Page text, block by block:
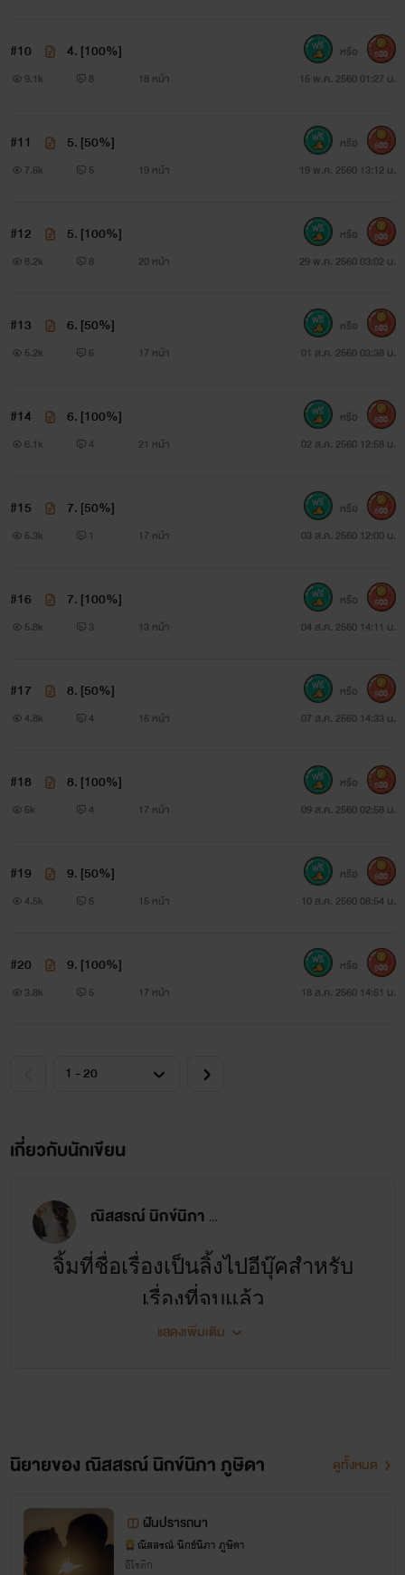
#10 4. [100%]
9.1k 8 18 หน้า 15 พ.ค. 2560 01:27 น.
หรือ 500
#11 5. [50%]
7.6k 5 19 หน้า 19 พ.ค. 2560 13:12 น.
หรือ 500
#12 5. [100%]
8.2k 8 20 หน้า 29 พ.ค. 2560 03:02 น.
หรือ 500
#13 6. [50%]
5.2k 6 17 หน้า 01 ส.ค. 2560 03:38 น.
หรือ 500
#14 6. [100%]
6.1k 4 21 หน้า 02 ส.ค. 2560 12:58 น.
หรือ 500
#15 7. [50%]
5.3k 1 17 หน้า 03 ส.ค. 2560 12:00 น.
หรือ 500
#16 7. [100%]
5.8k 3 13 หน้า 04 ส.ค. 2560 14:11 น.
หรือ 500
#17 8. [50%]
4.8k 4 16 หน้า 07 ส.ค. 2560 14:33 น.
หรือ 500
#18 8. [100%]
5k 4 17 หน้า 09 ส.ค. 2560 02:58 น.
หรือ 500
#19 9. [50%]
4.5k 6 15 หน้า 10 ส.ค. 2560 08:54 น.
หรือ 500
#20 9. [100%]
3.8k 5 17 หน้า 18 ส.ค. 2560 14:51 น.
หรือ 500
เกี่ยวกับนักเขียน
ณิสสรณ์ นิกข์นิภา ภูษิดา
จิ้มที่ชื่อเรื่องเป็นลิ้งไปอีบุ๊คสำหรับ
เรื่องที่จบแล้ว
เรื่องที่ยังไม่จบหรืออีบุ๊คยังไม่เสร็จเป็น
'ณิสสรณ์'นามปากกากึ่งอีโรติก มี
1.แฟนคลับที่รัก
แสดงเพิ่มเติม
นิยายของ ณิสสรณ์ นิกข์นิภา ภูษิดา ดูทั้งหมด
ฝันปรารถนา
ณิสสรณ์ นิกข์นิภา ภูษิดา
อีโรติก